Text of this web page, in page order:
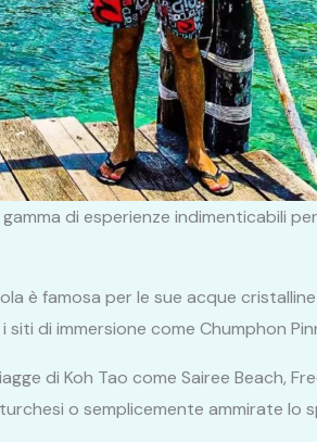
di esperienze indimenticabili
è famosa per le sue acque
di immersione come Chumphon
di Koh Tao come Sairee Beach,
o semplicemente ammirate lo